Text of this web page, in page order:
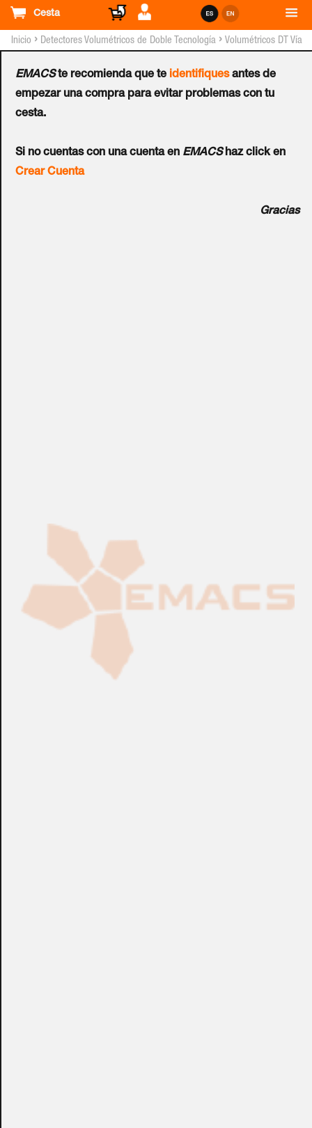
Cesta
EMACSte recomienda que te identifiquesantes de
empezar una compra para evitar problemas con tu
cesta.
Si no cuentas con una cuenta en EMACShaz click en
Crear Cuenta
Gracias
Inicio › Detectores Volumétricos de Doble Tecnología › Volumétricos DT Vía
Detector UTC™ Vía Radio
DT (12 Metros) - G2
Ref.: TX-2413-03-1
Detector de doble tecnología (IR + MW) vía radio de 90º con